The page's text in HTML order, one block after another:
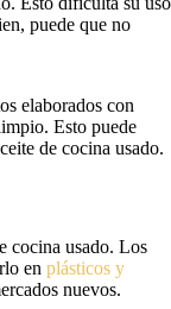
puede que no
elaborados con
Esto puede
de cocina usado.
cocina usado. Los
en plásticos y
nuevos.